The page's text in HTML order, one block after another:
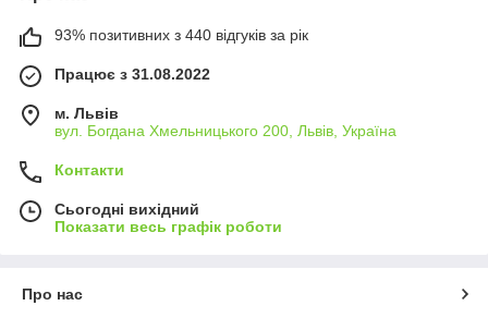
93% позитивних з 440 відгуків за рік
Працює з 31.08.2022
м. Львів
вул. Богдана Хмельницького 200, Львів, Україна
Контакти
Сьогодні вихідний
Показати весь графік роботи
Про нас